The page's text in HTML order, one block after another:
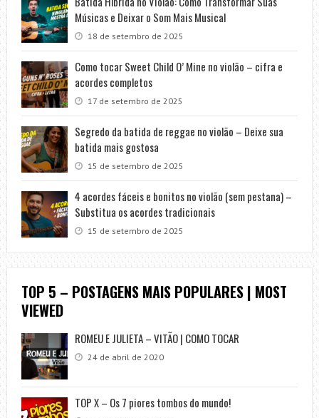
Músicas e Deixar o Som Mais Musical
18 de setembro de 2025
Como tocar Sweet Child O’ Mine no violão – cifra e
acordes completos
17 de setembro de 2025
Segredo da batida de reggae no violão – Deixe sua
batida mais gostosa
15 de setembro de 2025
4 acordes fáceis e bonitos no violão (sem pestana) –
Substitua os acordes tradicionais
15 de setembro de 2025
TOP 5 – POSTAGENS MAIS POPULARES | MOST
VIEWED
ROMEU E JULIETA – VITÃO | COMO TOCAR
24 de abril de 2020
TOP X – Os 7 piores tombos do mundo!